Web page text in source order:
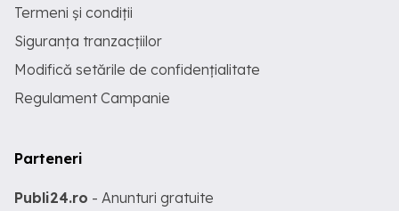
Termeni și condiții
Siguranța tranzacțiilor
Modifică setările de confidențialitate
Regulament Campanie
Parteneri
Publi24.ro - Anunturi gratuite